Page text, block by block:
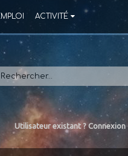
ACTIVITÉ
Utilisateur existant ? Connexion